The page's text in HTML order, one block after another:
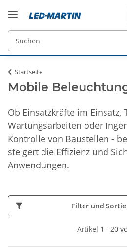
Startseite
Mobile
Ob Einsatzkräfte im Einsatz,
Wartungsarbeiten oder
Kontrolle von Baustellen -
steigert die Effizienz und
Anwendungen.
Filter und
Artikel 1 - 20